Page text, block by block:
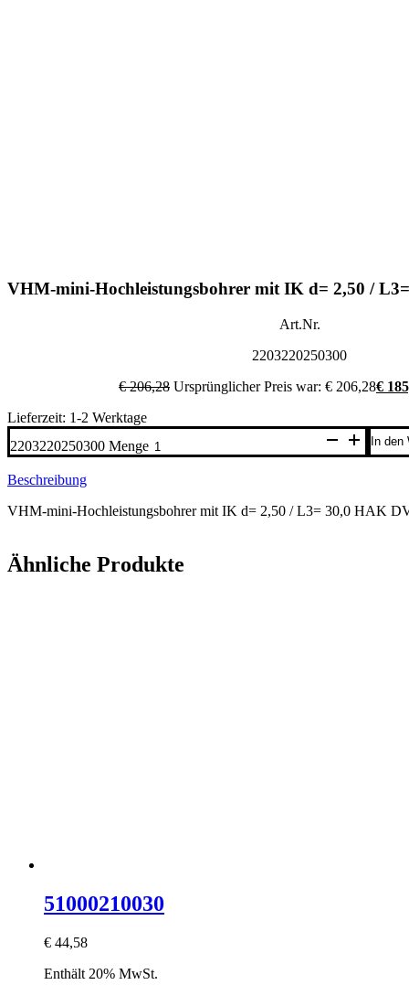
VHM-mini-Hochleistungsbohrer mit IK d= 2,50 /
Art.Nr.
2203220250300
€206,28 Ursprünglicher Preis war: € 206,28€
Lieferzeit: 1-2 Werktage
2203220250300 Menge
In den
Beschreibung
VHM-mini-Hochleistungsbohrer mit IK d= 2,50 / L3= 30,0 HAK
Ähnliche Produkte
51000210030
€ 44,58
Enthält 20% MwSt.